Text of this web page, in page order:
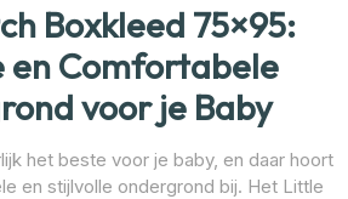
Boxkleed 75×95:
en Comfortabele
voor je Baby
het beste voor je baby, en daar hoort
en stijlvolle ondergrond bij. Het Little